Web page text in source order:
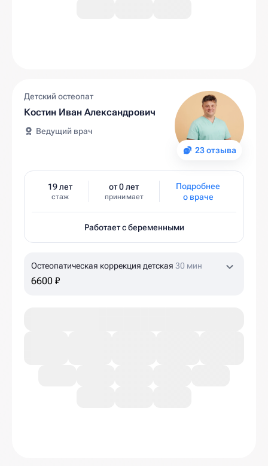
23 отзыва
Детский остеопат
Костин Иван Александрович
Ведущий врач
19 лет
стаж
от 0 лет
принимает
Подробнее
о враче
Работает с беременными
Остеопатическая коррекция детская 30 мин
6600 ₽